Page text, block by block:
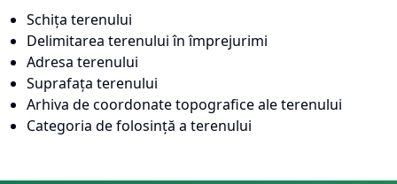
Schița terenului
Delimitarea terenului în împrejurimi
Adresa terenului
Suprafața terenului
Arhiva de coordonate topografice ale terenului
Categoria de folosință a terenului